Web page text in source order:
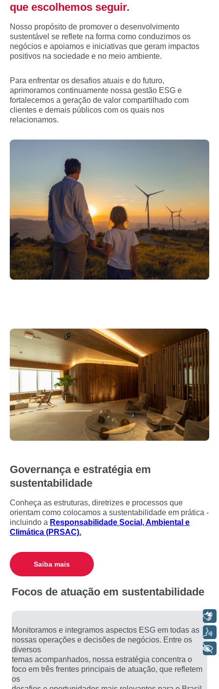
que escolhemos seguir.
Nosso propósito de promover o desenvolvimento
sustentável se reflete na forma como conduzimos os
negócios e apoiamos e iniciativas que geram impactos
positivos na sociedade e no meio ambiente.
Para enfrentar os desafios atuais e do futuro,
aprimoramos continuamente nossa gestão ESG e
fortalecemos a geração de valor compartilhado com
clientes e demais públicos com os quais nos
relacionamos.
Governança e estratégia em
sustentabilidade
Conheça as estruturas, diretrizes e processos que
orientam como colocamos a sustentabilidade em prática -
incluindo a Responsabilidade Social, Ambiental e
Climática (PRSAC).
Saiba mais
Focos de atuação em sustentabilidade
Monitoramos e integramos aspectos ESG em todas as
nossas operações e decisões de negócios. Entre os
diversos
temas acompanhados, nossa estratégia concentra o
foco em três frentes principais de atuação, que refletem
os
Voz